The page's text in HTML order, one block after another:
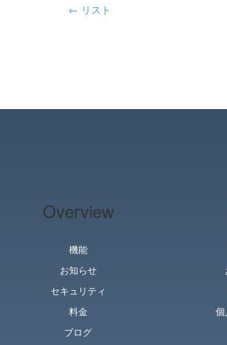
← リスト
Overview
機能
お知らせ
セキュリティ
料金
ブログ